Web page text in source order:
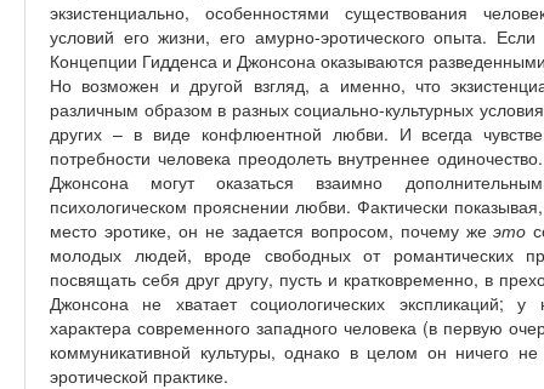
экзистенциально, особенностями существования
условий его жизни, его амурно-эротического опыта.
Концепции Гидденса и Джонсона оказываются
Но возможен и другой взгляд, а именно, что
различным образом в разных социально-культурных
других – в виде конфлюентной любви. И всегда
потребности человека преодолеть внутреннее
Джонсона могут оказаться взаимно
психологическом прояснении любви. Фактически
место эротике, он не задается вопросом, почему жеэто
молодых людей, вроде свободных от романтических
посвящать себя друг другу, пусть и кратковременно, в
Джонсона не хватает социологических экспликаций; у
характера современного западного человека (в первую
коммуникативной культуры, однако в целом он ничего
эротической практике.